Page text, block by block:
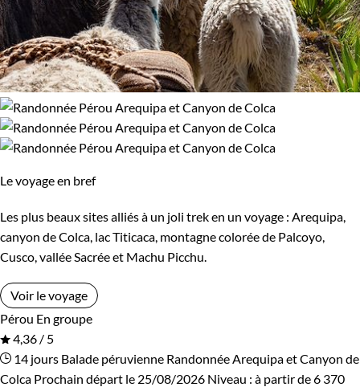
Le voyage en bref
Les plus beaux sites alliés à un joli trek en un voyage : Arequipa,
canyon de Colca, lac Titicaca, montagne colorée de Palcoyo,
Cusco, vallée Sacrée et Machu Picchu.
Voir le voyage
Pérou En groupe
4,36 / 5
14 jours Balade péruvienne Randonnée Arequipa et Canyon de
Colca Prochain départ le 25/08/2026 Niveau : à partir de6 370